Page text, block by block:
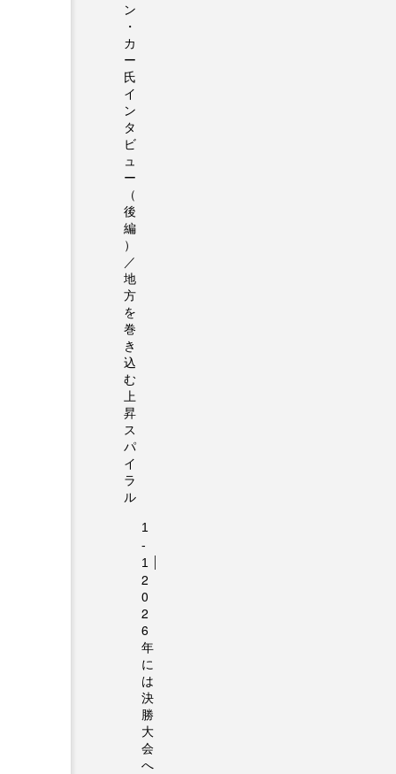
ン
・
カ
ー
氏
イ
ン
タ
ビ
ュ
ー
（
後
編
）
／
地
方
を
巻
き
込
む
上
昇
ス
パ
イ
ラ
ル
2
0
2
6
年
に
は
決
勝
大
会
へ